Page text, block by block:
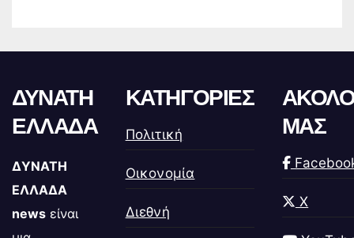
ΔΥΝΑΤΗ
ΕΛΛΑΔΑ
ΔΥΝΑΤΗ
ΕΛΛΑΔΑ
news είναι
ΚΑΤΗΓΟΡΙΕΣ
Πολιτική
Οικονομία
Διεθνή
ΜΑΣ
X